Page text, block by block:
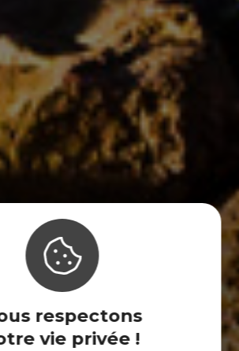
respectons
vie privée !